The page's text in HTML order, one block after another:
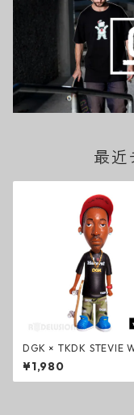
最近
DGK × TKDK STEVIE
MS アクションフィギュ
ITED HOLIDAY 2012
OKI
¥1,980